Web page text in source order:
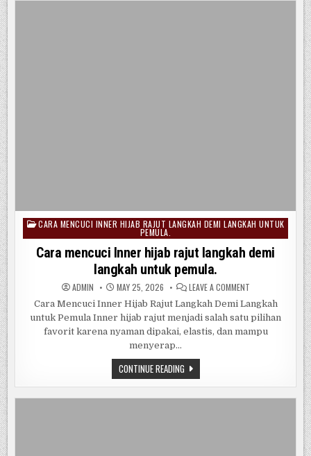
Posted
in
CARA MENCUCI INNER HIJAB RAJUT LANGKAH DEMI LANGKAH UNTUK
PEMULA.
Cara mencuci Inner hijab rajut langkah demi
langkah untuk pemula.
ADMIN MAY 25, 2026 LEAVE A COMMENTON
MENCUCI
INNER
HIJAB
RAJUT
LANGKAH
Cara Mencuci Inner Hijab Rajut Langkah Demi Langkah
untuk Pemula Inner hijab rajut menjadi salah satu pilihan
favorit karena nyaman dipakai, elastis, dan mampu
menyerap…
CONTINUE READINGCARA
MENCUCI
INNER